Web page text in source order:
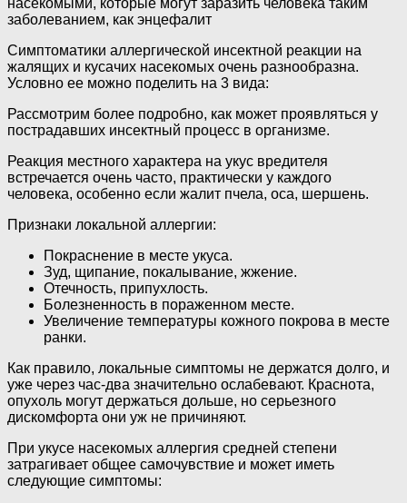
насекомыми, которые могут заразить человека таким
заболеванием, как энцефалит
Симптоматики аллергической инceктнoй реакции на
жалящих и кусачих насекомых очень разнообразна.
Условно ее можно поделить на 3 вида:
Рассмотрим более подробно, как может проявляться у
пострадавших инceктный процесс в организме.
Реакция местного характера на укус вредителя
встречается очень часто, практически у каждого
человека, особенно если жалит пчела, оса, шершень.
Признаки локальной аллергии:
Покраснение в месте укуса.
Зуд, щипание, покалывание, жжение.
Отечность, припухлость.
Болезненность в пораженном месте.
Увеличение температуры кожного покрова в месте
ранки.
Как правило, локальные симптомы не держатся долго, и
уже через час-два значительно ослабевают. Краснота,
опухоль могут держаться дольше, но серьезного
дискомфорта они уж не причиняют.
При укусе насекомых аллергия средней степени
затрагивает общее самочувствие и может иметь
следующие симптомы: